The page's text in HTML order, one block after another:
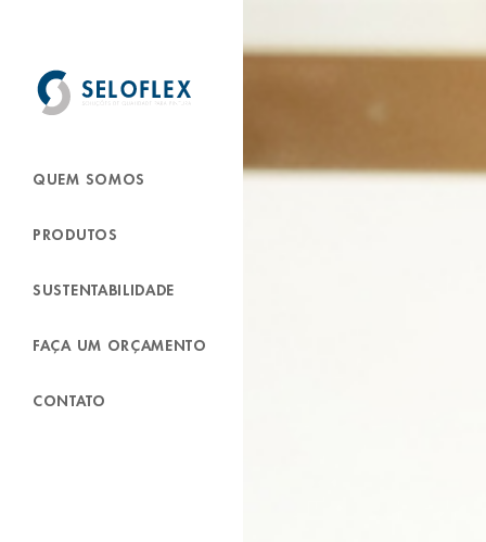
QUEM SOMOS
PRODUTOS
SUSTENTABILIDADE
FAÇA UM ORÇAMENTO
CONTATO